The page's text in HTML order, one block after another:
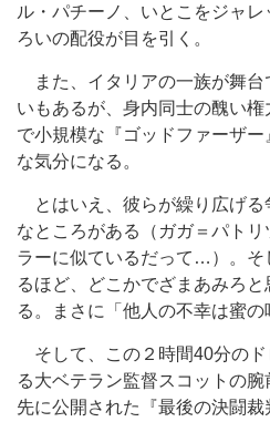
ル・パチーノ、いとこをジャ
ろいの配役が目を引く。
また、イタリアの一族が舞台
いもあるが、身内同士の醜い
で小規模な『ゴッドファーザ
な気分になる。
とはいえ、彼らが繰り広げる
なところがある（ガガ＝パト
ラーに似ているだって…）。そ
るほど、どこかでざまあみろ
る。まさに「他人の不幸は蜜の
そして、この２時間40分の
る大ベテラン監督スコットの腕
先に公開された『最後の決闘